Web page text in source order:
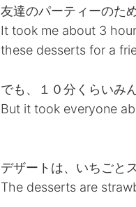
友達のパーティーのた
It took me about 3
these desserts for a
でも、１０分くらいみ
But it took everyone
デザートは、いちごと
The desserts are